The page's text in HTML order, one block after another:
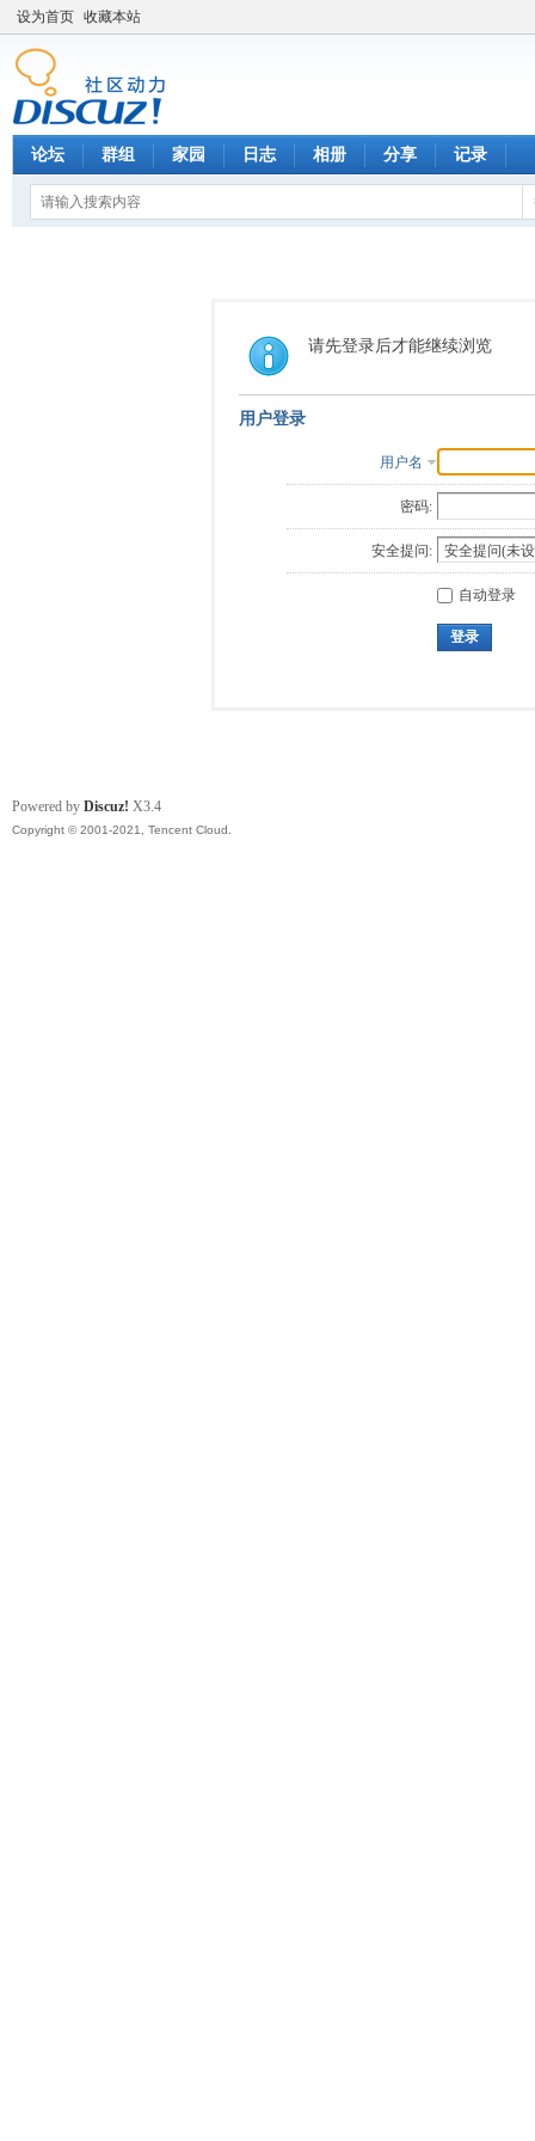
设为首页 收藏本站
论坛 群组 家园 日志 相册 分享 记录
请先登录后才能继续浏览
用户登录
用户名
密码:
安全提问:
自动登录
登录
Powered by Discuz! X3.4
Copyright © 2001-2021, Tencent Cloud.